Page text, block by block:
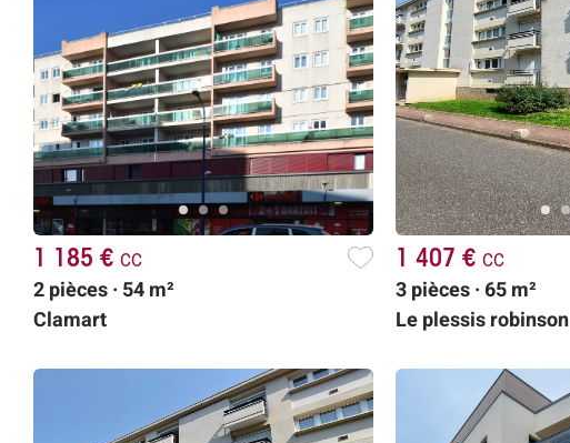
1 185 € cc
2 pièces · 54 m²
Clamart
1 407 € cc
3 pièces · 65 m²
Le plessis robinson